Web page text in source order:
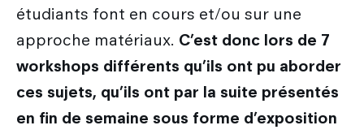
étudiants font en cours et/ou sur une
approche matériaux. C’est donc lors de 7
workshops différents qu’ils ont pu aborder
ces sujets, qu’ils ont par la suite présentés
en fin de semaine sous forme d’exposition